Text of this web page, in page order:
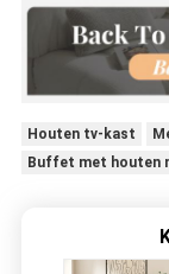
Houten tv-kast
Buffet met houten